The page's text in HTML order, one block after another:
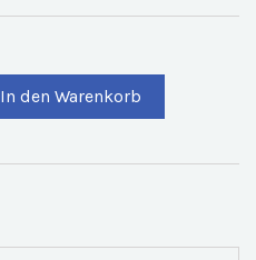
In den Warenkorb